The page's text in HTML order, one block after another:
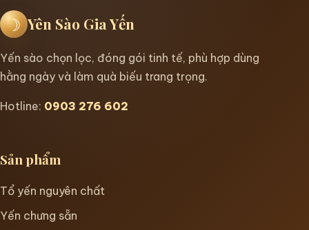
☽ Yên Sào Gia Yến
Yến sào chọn lọc, đóng gói tinh tế, phù hợp dùng
hằng ngày và làm quà biếu trang trọng.
Hotline: 0903 276 602
Sản phẩm
Tổ yến nguyên chất
Yến chưng sẵn